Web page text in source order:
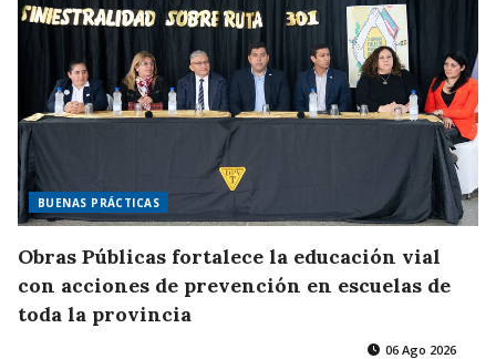
BUENAS PRÁCTICAS
Obras Públicas fortalece la educación vial
con acciones de prevención en escuelas de
toda la provincia
06 Ago 2026